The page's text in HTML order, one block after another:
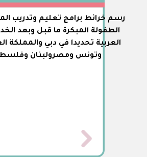
رسم خرائط برامج تعليم وتدريب
الطفولة المبكرة ما قبل وبعد
العربية تحديدا في دبي والمملكة
وتونس ومصرولبنان